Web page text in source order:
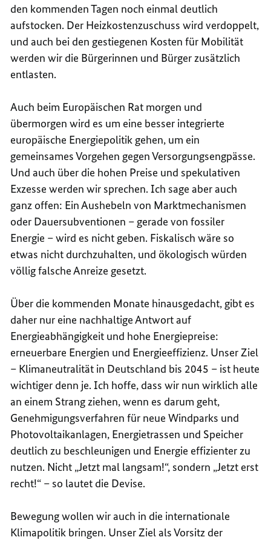
den kommenden Tagen noch einmal deutlich
aufstocken. Der Heizkostenzuschuss wird verdoppelt,
und auch bei den gestiegenen Kosten für Mobilität
werden wir die Bürgerinnen und Bürger zusätzlich
entlasten.
Auch beim Europäischen Rat morgen und
übermorgen wird es um eine besser integrierte
europäische Energiepolitik gehen, um ein
gemeinsames Vorgehen gegen Versorgungsengpässe.
Und auch über die hohen Preise und spekulativen
Exzesse werden wir sprechen. Ich sage aber auch
ganz offen: Ein Aushebeln von Marktmechanismen
oder Dauersubventionen – gerade von fossiler
Energie – wird es nicht geben. Fiskalisch wäre so
etwas nicht durchzuhalten, und ökologisch würden
völlig falsche Anreize gesetzt.
Über die kommenden Monate hinausgedacht, gibt es
daher nur eine nachhaltige Antwort auf
Energieabhängigkeit und hohe Energiepreise:
erneuerbare Energien und Energieeffizienz. Unser Ziel
– Klimaneutralität in Deutschland bis 2045 – ist heute
wichtiger denn je. Ich hoffe, dass wir nun wirklich alle
an einem Strang ziehen, wenn es darum geht,
Genehmigungsverfahren für neue Windparks und
Photovoltaikanlagen, Energietrassen und Speicher
deutlich zu beschleunigen und Energie effizienter zu
nutzen. Nicht „Jetzt mal langsam!“, sondern „Jetzt erst
recht!“ – so lautet die Devise.
Bewegung wollen wir auch in die internationale
Klimapolitik bringen. Unser Ziel als Vorsitz der